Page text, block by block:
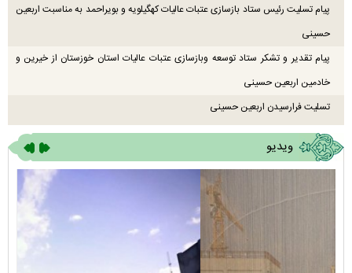
پیام تسلیت رئیس ستاد بازسازی عتبات عالیات کهگیلویه و بویراحمد به مناسبت اربعین
حسینی
پیام تقدیر و تشکر ستاد توسعه وبازسازی عتبات عالیات استان خوزستان از خیرین و
خادمین اربعین حسینی
تسلیت فرارسیدن اربعین حسینی
ویدیو